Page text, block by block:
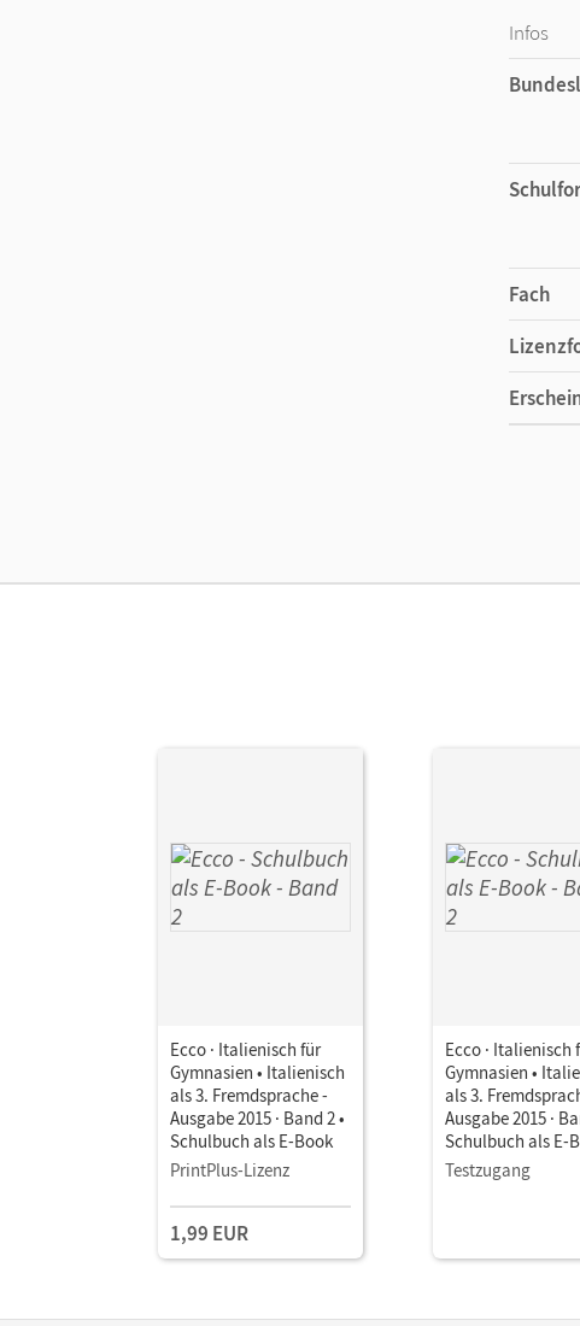
Infos
Fach
Ecco · Italienisch für
Gymnasien • Italienisch
als 3. Fremdsprache -
Ausgabe 2015 · Band 2 •
Schulbuch als E-Book
PrintPlus-Lizenz
1,99 EUR
Ecco · Italienisch
Gymnasien •
als 3.
Ausgabe 2015 ·
Schulbuch als E-
Testzugang